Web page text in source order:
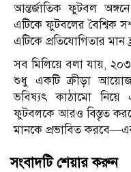
আন্তর্জাতিক ফুটবল
এটিকে ফুটবলের বৈশ্বিক
এটিকে প্রতিযোগিতার মান
সব মিলিয়ে বলা যায়,
শুধু একটি ক্রীড়া
ভবিষ্যৎ কাঠামো নিয়ে
ফুটবলকে আরও বিস্তৃত
মানকে প্রভাবিত
সংবাদটি শেয়ার করুন